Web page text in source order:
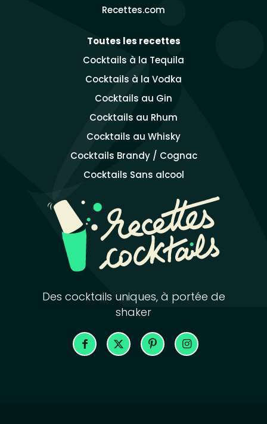
Recettes.com
Toutes les recettes
Cocktails à la Tequila
Cocktails à la Vodka
Cocktails au Gin
Cocktails au Rhum
Cocktails au Whisky
Cocktails Brandy / Cognac
Cocktails Sans alcool
Des cocktails uniques, à portée de
shaker